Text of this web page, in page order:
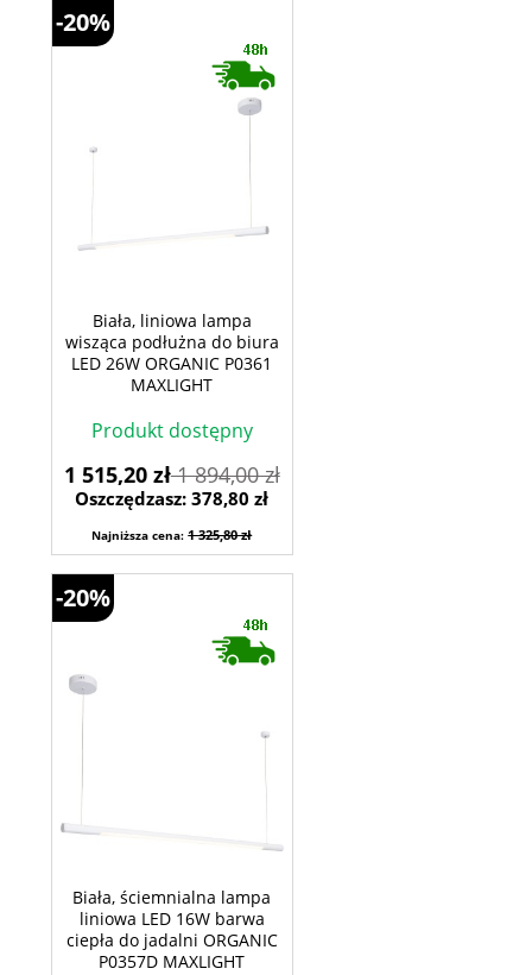
Biała, liniowa lampa
wisząca podłużna do biura
LED 26W ORGANIC P0361
MAXLIGHT
Produkt dostępny
1 515,20 zł1 894,00 zł
Oszczędzasz: 378,80 zł
Najniższa cena:1 325,80 zł
-20%
Biała, ściemnialna lampa
liniowa LED 16W barwa
ciepła do jadalni ORGANIC
P0357D MAXLIGHT
-20%